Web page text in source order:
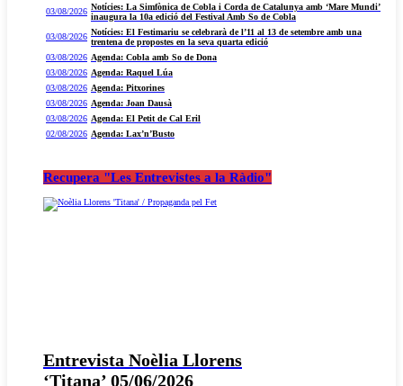
03/08/2026 Notícies: La Simfònica de Cobla i Corda de Catalunya amb ‘Mare Mundi’
inaugura la 10a edició del Festival Amb So de Cobla
03/08/2026 Notícies: El Festimariu se celebrarà de l’11 al 13 de setembre amb una
trentena de propostes en la seva quarta edició
03/08/2026 Agenda: Cobla amb So de Dona
03/08/2026 Agenda: Raquel Lúa
03/08/2026 Agenda: Pitxorines
03/08/2026 Agenda: Joan Dausà
03/08/2026 Agenda: El Petit de Cal Eril
02/08/2026 Agenda: Lax’n’Busto
Recupera "Les Entrevistes a la Ràdio"
Entrevista Noèlia Llorens
‘Titana’ 05/06/2026